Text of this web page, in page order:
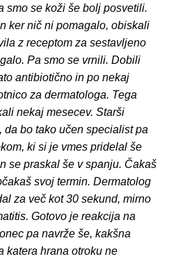
smo se koži še bolj posvetili.
ker nič ni pomagalo, obiskali
z receptom za sestavljeno
Pa smo se vrnili. Dobili
antibiotično in po nekaj
za dermatologa. Tega
nekaj mesecev. Starši
bo tako učen specialist pa
ki si je vmes pridelal še
se praskal še v spanju. Čakaš
svoj termin. Dermatolog
za več kot 30 sekund, mirno
Gotovo je reakcija na
pa navrže še, kakšna
katera hrana otroku ne